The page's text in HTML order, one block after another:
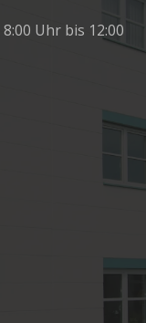
Uhr bis 12:00